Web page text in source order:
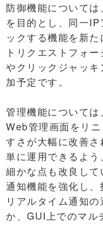
防御機能について
を目的とし、同一
ックする機能を新
トリクエストフォ
やクリックジャッ
加予定です。
管理機能については
Web管理画面をリ
すさが大幅に改善
単に運用できるよ
細かな点も改良し
通知機能を強化し
リアルタイム通知
か、GUI上でのマル